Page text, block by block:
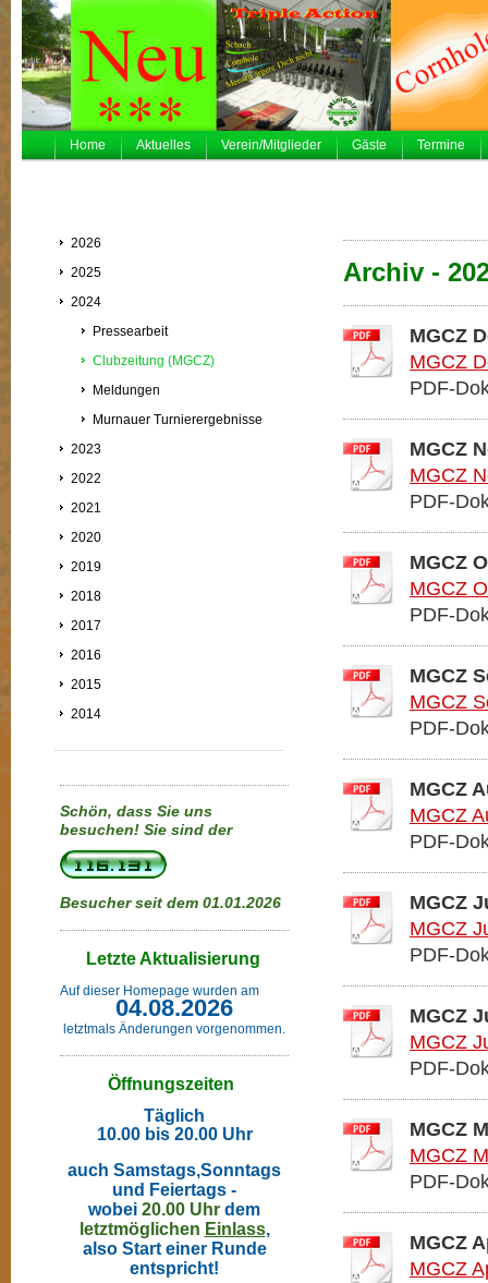
Home Aktuelles Verein/Mitglieder Gäste Termine
2026
2025
2024
Pressearbeit
Clubzeitung (MGCZ)
Meldungen
Murnauer Turnierergebnisse
2023
2022
2021
2020
2019
2018
2017
2016
2015
2014
Schön, dass Sie uns
besuchen! Sie sind der
Besucher seit dem 01.01.2026
Letzte Aktualisierung
Auf dieser Homepage wurden am
04.08.2026
letztmals Änderungen vorgenommen.
Öffnungszeiten
Täglich
10.00 bis 20.00 Uhr
auch Samstags,Sonntags
und Feiertags -
wobei 20.00 Uhr dem
letztmöglichen Einlass,
also Start einer Runde
entspricht!
Archiv -
MGCZ
MGCZ
PDF-
MGCZ
MGCZ
PDF-
MGCZ
MGCZ
PDF-
MGCZ
MGCZ
PDF-
MGCZ
MGCZ
PDF-
MGCZ
MGCZ
PDF-
MGCZ
MGCZ
PDF-
MGCZ
MGCZ
PDF-
MGCZ
MGCZ